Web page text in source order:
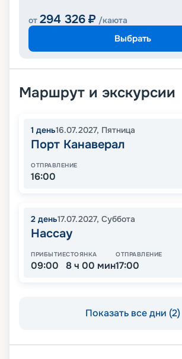
от 294 326 ₽ /каюта
Выбрать
Маршрут и экскурсии
1 день16.07.2027, Пятница
Порт Канаверал
ОТПРАВЛЕНИЕ
16:00
2 день17.07.2027, Суббота
Нассау
ПРИБЫТИЕ
09:00
СТОЯНКА
8 ч 00 мин
ОТПРАВЛЕНИЕ
17:00
Показать все дни (2)